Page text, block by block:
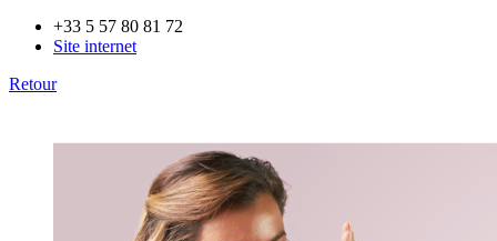
+33 5 57 80 81 72
Site internet
Retour